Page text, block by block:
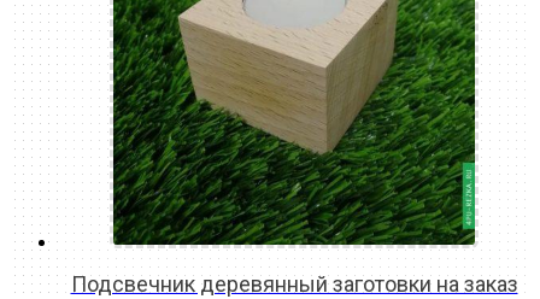
Подсвечник деревянный заготовки на заказ